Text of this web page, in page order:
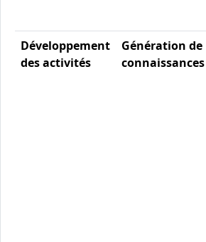
Développement
des activités
Génération de
connaissances